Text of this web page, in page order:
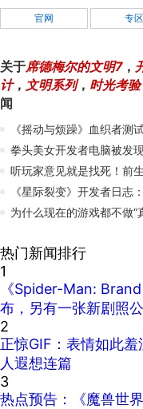
官网 专区
关于席德梅尔的文明7，
计， 文明系列， 时光考验
闻
《摇动与烦躁》血织者测
拳头美女开发者电脑被发
听玩家意见就是找死！前
《星际裂变》开发者日志
热门新闻排行
1
《Spider-Man:
布，另有一张新剧照
2
正惊GIF：表情如此
人遐想连篇
3
热点预告：《魔兽世